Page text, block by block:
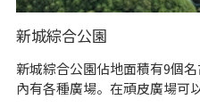
新城綜合公園
新城綜合公園佔地面積有9個名
內有各種廣場。在頑皮廣場可